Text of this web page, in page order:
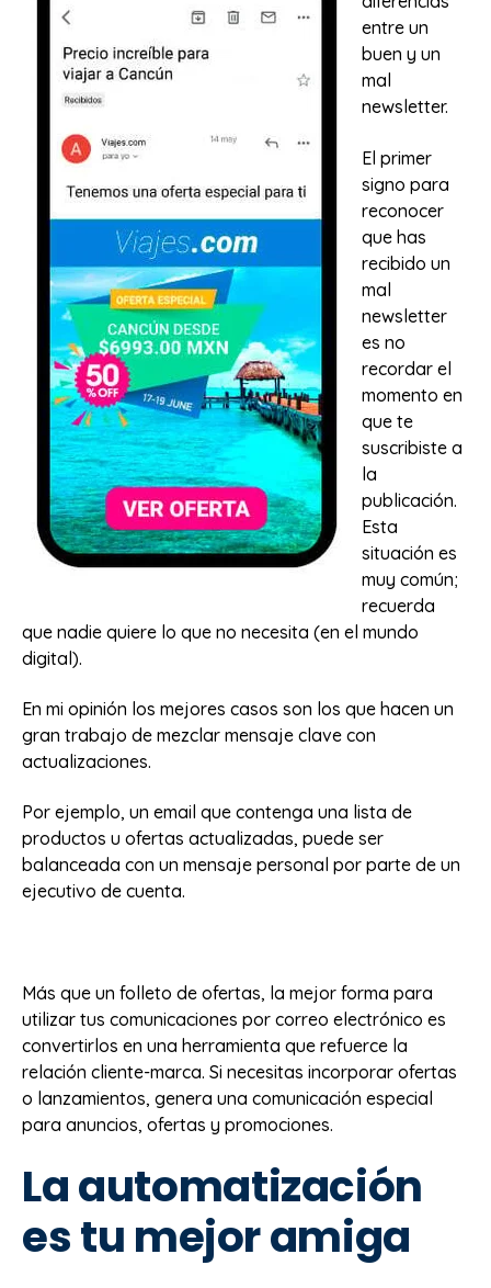
entre un
buen y un
mal
newsletter.
El primer
signo para
reconocer
que has
recibido un
mal
newsletter
es no
recordar el
momento en
que te
suscribiste a
la
publicación.
Esta
situación es
muy común;
recuerda
que nadie quiere lo que no necesita (en el mundo
digital).
En mi opinión los mejores casos son los que hacen un
gran trabajo de mezclar mensaje clave con
actualizaciones.
Por ejemplo, un email que contenga una lista de
productos u ofertas actualizadas, puede ser
balanceada con un mensaje personal por parte de un
ejecutivo de cuenta.
Más que un folleto de ofertas, la mejor forma para
utilizar tus comunicaciones por correo electrónico es
convertirlos en una herramienta que refuerce la
relación cliente-marca. Si necesitas incorporar ofertas
o lanzamientos, genera una comunicación especial
para anuncios, ofertas y promociones.
La automatización
es tu mejor amiga